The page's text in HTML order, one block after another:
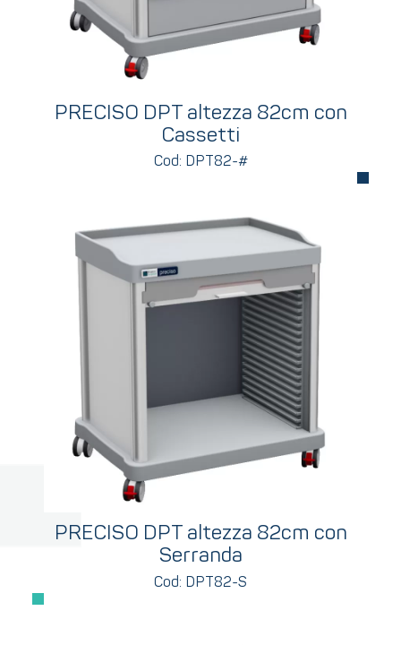
PRECISO DPT altezza 82cm con
Cassetti
Cod: DPT82-#
PRECISO DPT altezza 82cm con
Serranda
Cod: DPT82-S